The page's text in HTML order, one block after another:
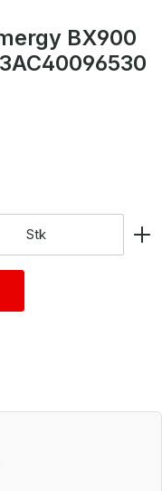
BX900
Stk